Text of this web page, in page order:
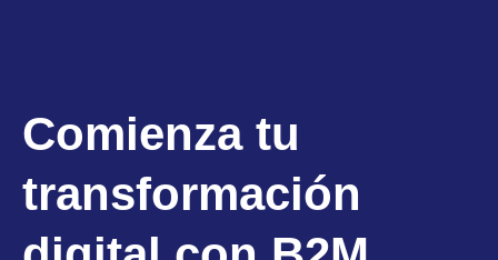
Comienza tu
transformación